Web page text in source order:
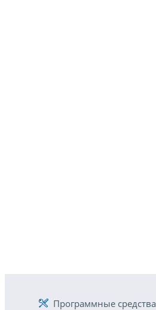
Программные средства